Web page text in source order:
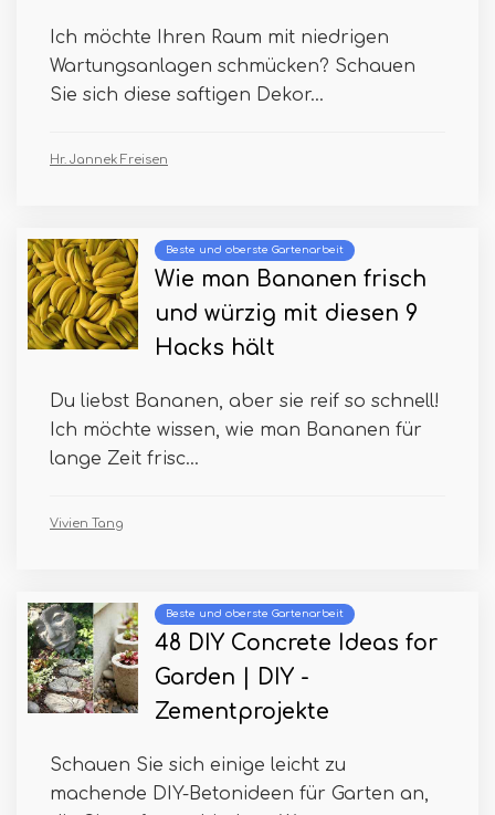
Ich möchte Ihren Raum mit niedrigen
Wartungsanlagen schmücken? Schauen
Sie sich diese saftigen Dekor...
Hr. Jannek Freisen
Beste und oberste Gartenarbeit
Wie man Bananen frisch
und würzig mit diesen 9
Hacks hält
Du liebst Bananen, aber sie reif so schnell!
Ich möchte wissen, wie man Bananen für
lange Zeit frisc...
Vivien Tang
Beste und oberste Gartenarbeit
48 DIY Concrete Ideas for
Garden | DIY -
Zementprojekte
Schauen Sie sich einige leicht zu
machende DIY-Betonideen für Garten an,